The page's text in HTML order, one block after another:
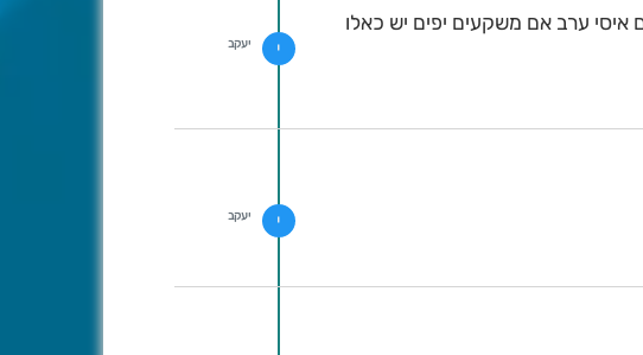
ערב אם משקעים יפים יש כאלו
י יעקב
י יעקב